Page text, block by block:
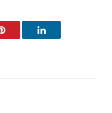
Pinterest LinkedIn